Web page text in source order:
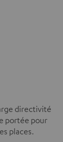
directivité
portée pour
places.